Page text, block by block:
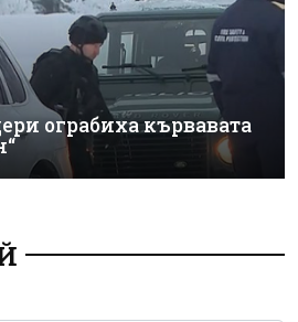
ограбиха кървавата